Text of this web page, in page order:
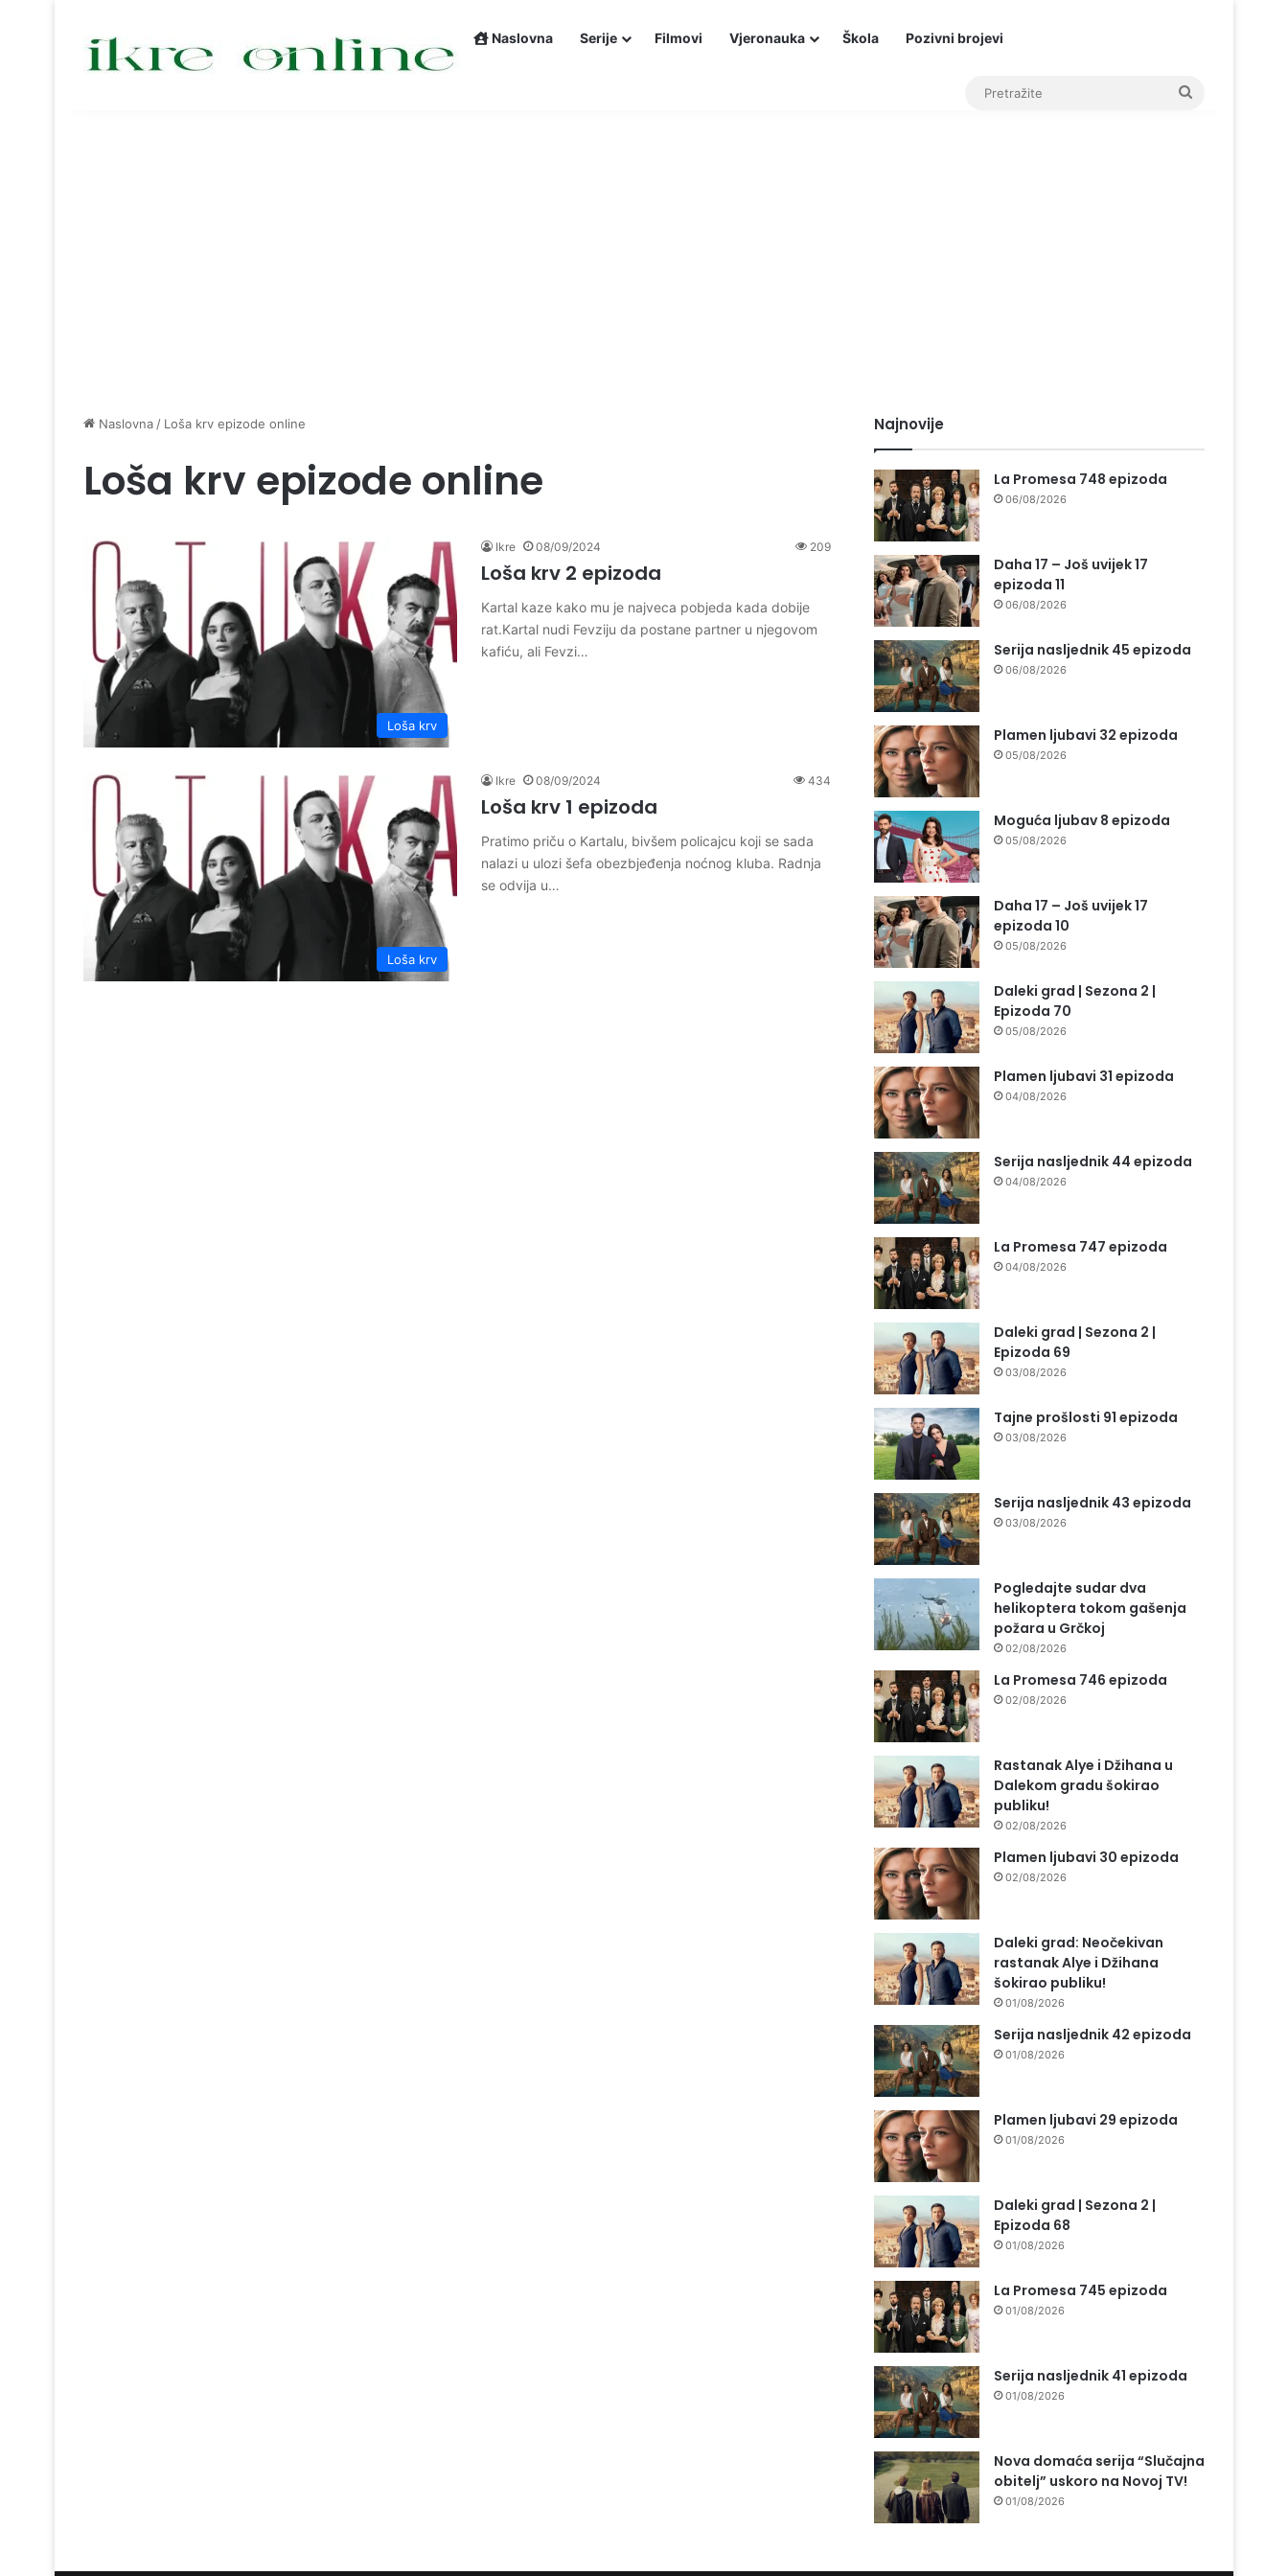
Naslovna Serije Filmovi Vjeronauka Škola Pozivni brojevi
Naslovna / Loša krv epizode online
Loša krv epizode online
Loša krv
Ikre 08/09/2024 209
Loša krv 2 epizoda
Kartal kaze kako mu je najveca pobjeda kada dobije
rat.Kartal nudi Fevziju da postane partner u njegovom
kafiću, ali Fevzi…
Loša krv
Ikre 08/09/2024 434
Loša krv 1 epizoda
Pratimo priču o Kartalu, bivšem policajcu koji se sada
nalazi u ulozi šefa obezbjeđenja noćnog kluba. Radnja
se odvija u…
Najnovije
La Promesa 748 epizoda
06/08/2026
Daha 17 – Još uvijek 17
epizoda 11
06/08/2026
Serija nasljednik 45 epizoda
06/08/2026
Plamen ljubavi 32 epizoda
05/08/2026
Moguća ljubav 8 epizoda
05/08/2026
Daha 17 – Još uvijek 17
epizoda 10
05/08/2026
Daleki grad | Sezona 2 |
Epizoda 70
05/08/2026
Plamen ljubavi 31 epizoda
04/08/2026
Serija nasljednik 44 epizoda
04/08/2026
La Promesa 747 epizoda
04/08/2026
Daleki grad | Sezona 2 |
Epizoda 69
03/08/2026
Tajne prošlosti 91 epizoda
03/08/2026
Serija nasljednik 43 epizoda
03/08/2026
Pogledajte sudar dva
helikoptera tokom gašenja
požara u Grčkoj
02/08/2026
La Promesa 746 epizoda
02/08/2026
Rastanak Alye i Džihana u
Dalekom gradu šokirao
publiku!
02/08/2026
Plamen ljubavi 30 epizoda
02/08/2026
Daleki grad: Neočekivan
rastanak Alye i Džihana
šokirao publiku!
01/08/2026
Serija nasljednik 42 epizoda
01/08/2026
Plamen ljubavi 29 epizoda
01/08/2026
Daleki grad | Sezona 2 |
Epizoda 68
01/08/2026
La Promesa 745 epizoda
01/08/2026
Serija nasljednik 41 epizoda
01/08/2026
Nova domaća serija “Slučajna
obitelj” uskoro na Novoj TV!
01/08/2026